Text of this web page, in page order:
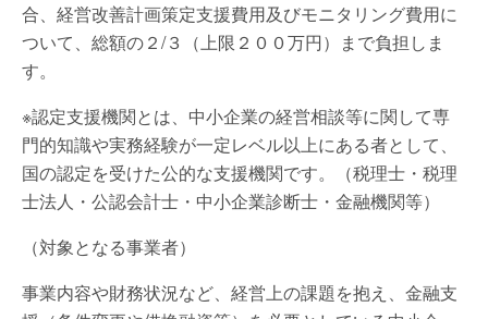
合、経営改善計画策定支援費用及びモニタリング費用に
ついて、総額の２/３（上限２００万円）まで負担しま
す。
※認定支援機関とは、中小企業の経営相談等に関して専
門的知識や実務経験が一定レベル以上にある者として、
国の認定を受けた公的な支援機関です。（税理士・税理
士法人・公認会計士・中小企業診断士・金融機関等）
（対象となる事業者）
事業内容や財務状況など、経営上の課題を抱え、金融支